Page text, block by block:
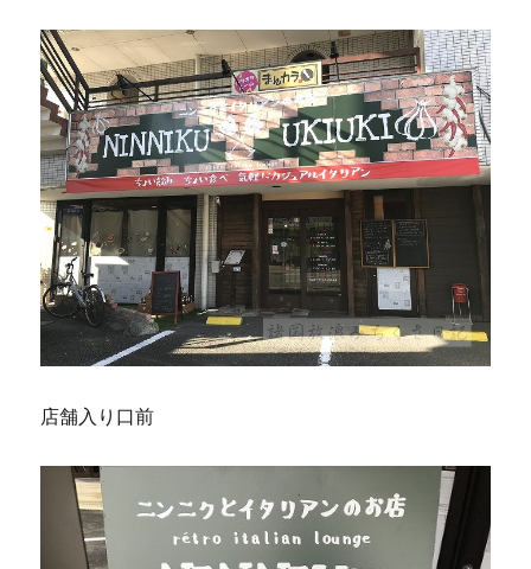
店舗入り口前